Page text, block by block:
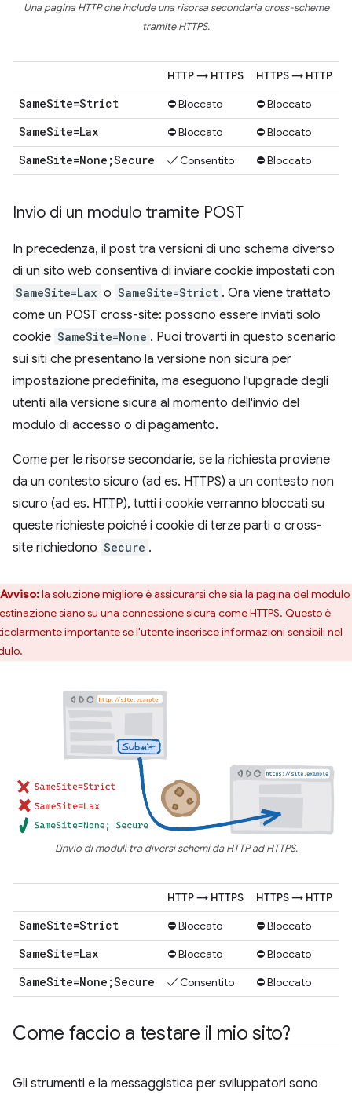
Una pagina HTTP che include una risorsa secondaria cross-scheme
tramite HTTPS.
HTTP → HTTPS HTTPS → HTTP
SameSite=Strict ⛔ Bloccato ⛔ Bloccato
SameSite=Lax ⛔ Bloccato ⛔ Bloccato
SameSite=None;Secure ✓ Consentito ⛔ Bloccato
Invio di un modulo tramite POST
In precedenza, il post tra versioni di uno schema diverso
di un sito web consentiva di inviare cookie impostati con
SameSite=Lax o SameSite=Strict . Ora viene trattato
come un POST cross-site: possono essere inviati solo
cookie SameSite=None . Puoi trovarti in questo scenario
sui siti che presentano la versione non sicura per
impostazione predefinita, ma eseguono l'upgrade degli
utenti alla versione sicura al momento dell'invio del
modulo di accesso o di pagamento.
Come per le risorse secondarie, se la richiesta proviene
da un contesto sicuro (ad es. HTTPS) a un contesto non
sicuro (ad es. HTTP), tutti i cookie verranno bloccati su
queste richieste poiché i cookie di terze parti o cross-
site richiedono Secure .
Avviso:la soluzione migliore è assicurarsi che sia la pagina del modulo
siano su una connessione sicura come HTTPS. Questo è
importante se l'utente inserisce informazioni sensibili nel
L'invio di moduli tra diversi schemi da HTTP ad HTTPS.
HTTP → HTTPS HTTPS → HTTP
SameSite=Strict ⛔ Bloccato ⛔ Bloccato
SameSite=Lax ⛔ Bloccato ⛔ Bloccato
SameSite=None;Secure ✓ Consentito ⛔ Bloccato
Come faccio a testare il mio sito?
Gli strumenti e la messaggistica per sviluppatori sono